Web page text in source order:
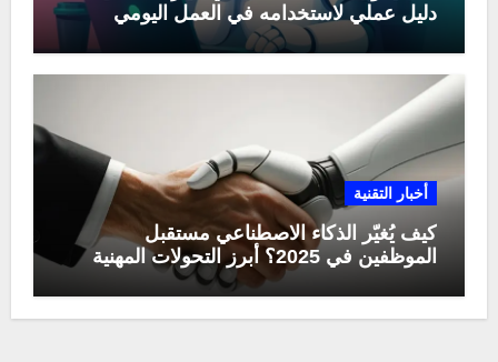
دليل عملي لاستخدامه في العمل اليومي
أخبار التقنية
كيف يُغيّر الذكاء الاصطناعي مستقبل
الموظفين في 2025؟ أبرز التحولات المهنية